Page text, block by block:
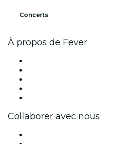
Concerts
À propos de Fever
Collaborer avec nous